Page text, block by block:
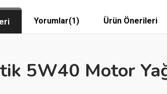
Yorumlar(1) Ürün Önerileri
5W40 Motor